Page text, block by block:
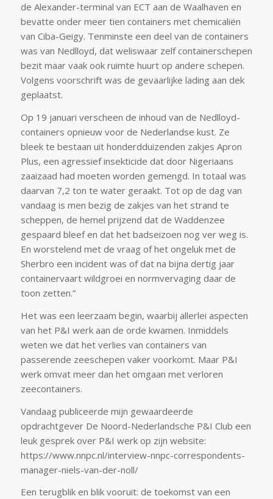
de Alexander-terminal van ECT aan de Waalhaven en
bevatte onder meer tien containers met chemicaliën
van Ciba-Geigy. Tenminste een deel van de containers
was van Nedlloyd, dat weliswaar zelf containerschepen
bezit maar vaak ook ruimte huurt op andere schepen.
Volgens voorschrift was de gevaarlijke lading aan dek
geplaatst.
Op 19 januari verscheen de inhoud van de Nedlloyd-
containers opnieuw voor de Nederlandse kust. Ze
bleek te bestaan uit honderdduizenden zakjes Apron
Plus, een agressief insekticide dat door Nigeriaans
zaaizaad had moeten worden gemengd. In totaal was
daarvan 7,2 ton te water geraakt. Tot op de dag van
vandaag is men bezig de zakjes van het strand te
scheppen, de hemel prijzend dat de Waddenzee
gespaard bleef en dat het badseizoen nog ver weg is.
En worstelend met de vraag of het ongeluk met de
Sherbro een incident was of dat na bijna dertig jaar
containervaart wildgroei en normvervaging daar de
toon zetten.”
Het was een leerzaam begin, waarbij allerlei aspecten
van het P&I werk aan de orde kwamen. Inmiddels
weten we dat het verlies van containers van
passerende zeeschepen vaker voorkomt. Maar P&I
werk omvat meer dan het omgaan met verloren
zeecontainers.
Vandaag publiceerde mijn gewaardeerde
opdrachtgever De Noord-Nederlandsche P&I Club een
leuk gesprek over P&I werk op zijn website:
https://www.nnpc.nl/interview-nnpc-correspondents-
manager-niels-van-der-noll/
Een terugblik en blik vooruit: de toekomst van een